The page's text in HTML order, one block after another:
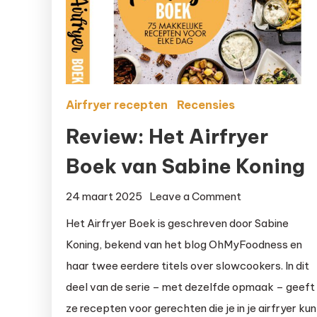
Airfryer recepten Recensies
Review: Het Airfryer
Boek van Sabine Koning
24 maart 2025 Leave a Comment
Airfryer
Boek
van
Sabine
Het Airfryer Boek is geschreven door Sabine
Koning, bekend van het blog OhMyFoodness en
haar twee eerdere titels over slowcookers. In dit
deel van de serie – met dezelfde opmaak – geeft
ze recepten voor gerechten die je in je airfryer